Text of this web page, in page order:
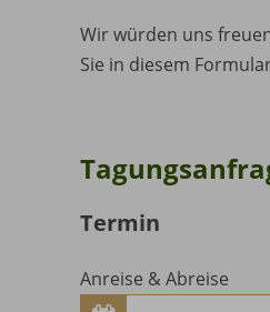
Wir würden uns
Sie in diesem
Termin
Anreise & Abreise